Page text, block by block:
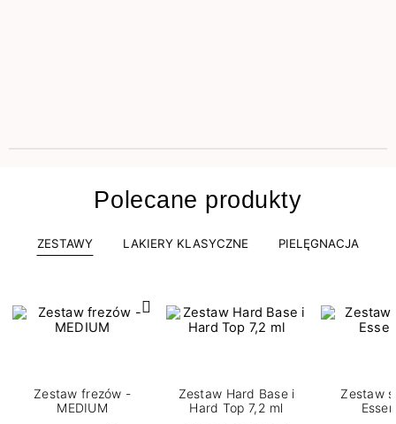
Polecane produkty
ZESTAWY LAKIERY KLASYCZNE PIELĘGNACJA
Zestaw frezów -
MEDIUM
Zestaw Hard Base i
Hard Top 7,2 ml
Zestaw